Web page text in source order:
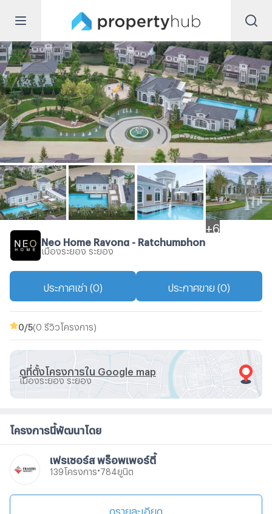
+ 6
Neo Home Rayong - Ratchumphon
เมืองระยอง ระยอง
ประกาศเช่า (0) ประกาศขาย (0)
0 /5(0 รีวิวโครงการ)
ดูที่ตั้งโครงการใน Google map
เมืองระยอง ระยอง
โครงการนี้พัฒนาโดย
เฟรเซอร์ส พร็อพเพอร์ตี้
139โครงการ 784 ยูนิต
ดูรายละเอียด